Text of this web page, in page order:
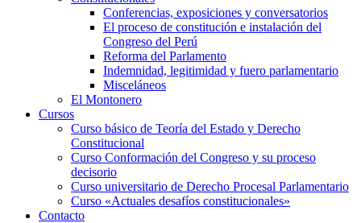
Conferencias, exposiciones y conversatorios
El proceso de constitución e instalación del
Congreso del Perú
Reforma del Parlamento
Indemnidad, legitimidad y fuero parlamentario
Misceláneos
El Montonero
Cursos
Curso básico de Teoría del Estado y Derecho
Constitucional
Curso Conformación del Congreso y su proceso
decisorio
Curso universitario de Derecho Procesal Parlamentario
Curso «Actuales desafíos constitucionales»
Contacto